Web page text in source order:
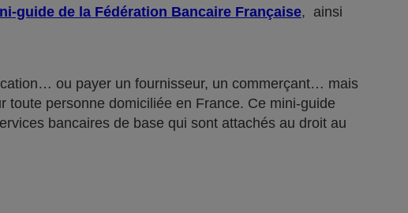
guide de la Fédération Bancaire Française, ainsi
ou payer un fournisseur, un commerçant… mais
personne domiciliée en France. Ce mini-guide
bancaires de base qui sont attachés au droit au